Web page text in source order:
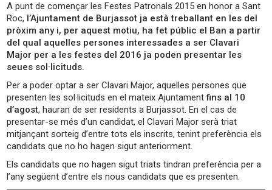
A punt de començar les Festes Patronals 2015 en honor a Sant
Roc, l’Ajuntament de Burjassot ja està treballant en les del
pròxim any i, per aquest motiu, ha fet públic el Ban a partir
del qual aquelles persones interessades a ser Clavari
Major per a les festes del 2016 ja poden presentar les
seues sol·licituds.
Per a poder optar a ser Clavari Major, aquelles persones que
presenten les sol·licituds en el mateix Ajuntamentfins al 10
d’agost, hauran de ser residents a Burjassot. En el cas de
presentar-se més d’un candidat, el Clavari Major serà triat
mitjançant sorteig d’entre tots els inscrits, tenint preferència els
candidats que no ho hagen sigut anteriorment.
Els candidats que no hagen sigut triats tindran preferència per a
l’any següent d’entre els nous candidats que es presenten.